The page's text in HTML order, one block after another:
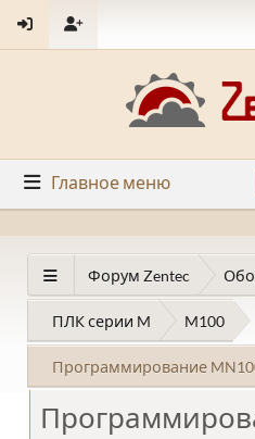
Главное меню
Форум Zentec
ПЛК серии M M100
Программирование